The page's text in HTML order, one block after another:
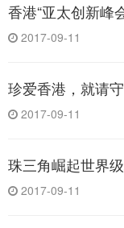
香港“亚太创新峰
2017-09-11
珍爱香港，就请
2017-09-11
珠三角崛起世界
2017-09-11